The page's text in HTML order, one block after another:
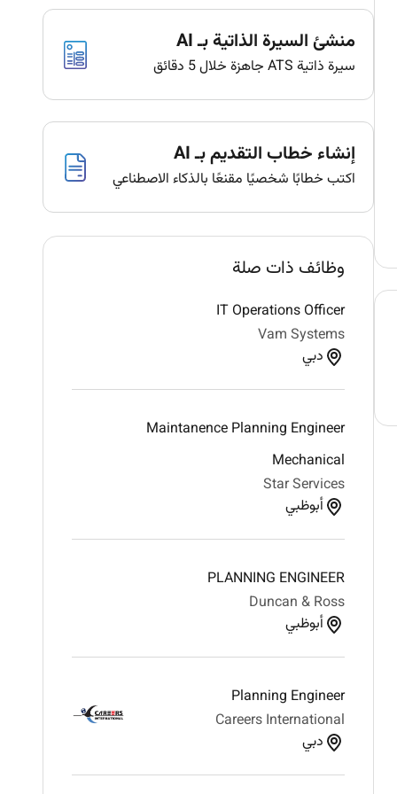
منشئ السيرة الذاتية بـ AI
سيرة ذاتية ATS جاهزة خلال 5 دقائق
إنشاء خطاب التقديم بـ AI
اكتب خطابًا شخصيًا مقنعًا بالذكاء الاصطناعي
وظائف ذات صلة
IT Operations Officer
Vam Systems
دبي
Maintanence Planning Engineer
Mechanical
Star Services
أبوظبي
PLANNING ENGINEER
Duncan & Ross
أبوظبي
Planning Engineer
Careers International
دبي